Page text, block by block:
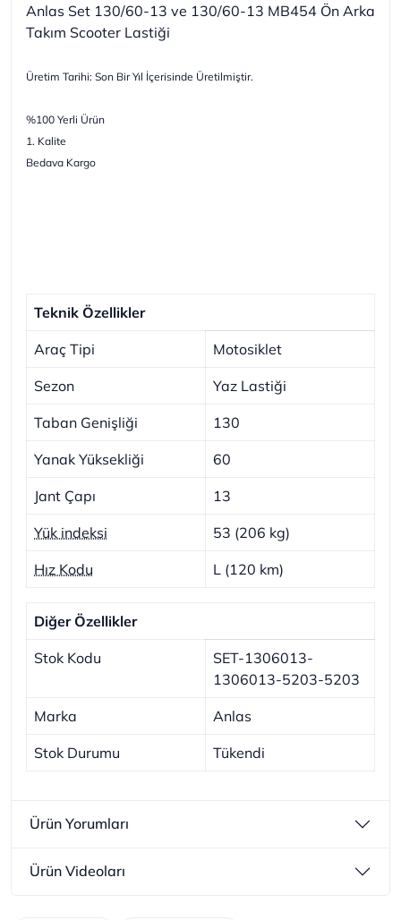
Anlas Set 130/60-13 ve 130/60-13 MB454 Ön Arka
Takım Scooter Lastiği
Üretim Tarihi: Son Bir Yıl İçerisinde Üretilmiştir.
%100 Yerli Ürün
1. Kalite
Bedava Kargo
Teknik Özellikler
Araç Tipi Motosiklet
Sezon Yaz Lastiği
Taban Genişliği 130
Yanak Yüksekliği 60
Jant Çapı 13
Yük indeksi 53 (206 kg)
Hız Kodu L (120 km)
Diğer Özellikler
Stok Kodu
SET-1306013-
1306013-5203-5203
Marka Anlas
Stok Durumu Tükendi
Ürün Yorumları
Ürün Videoları